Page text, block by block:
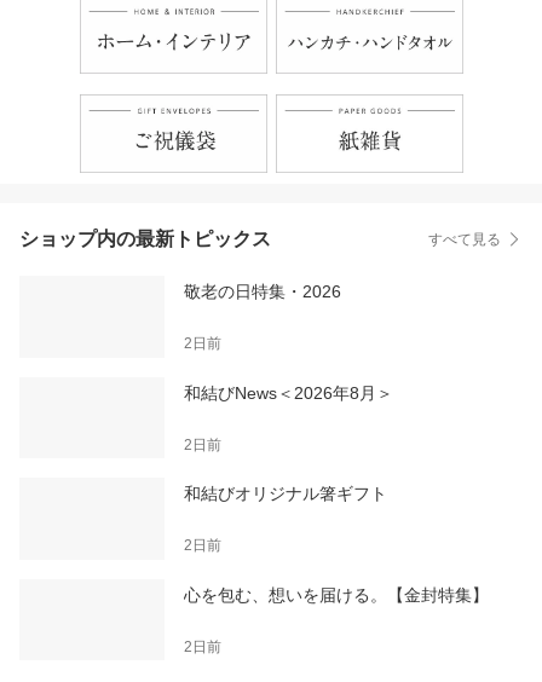
ショップ内の最新トピックス すべて見る
敬老の日特集・2026
2日前
和結びNews＜2026年8月＞
2日前
和結びオリジナル箸ギフト
2日前
心を包む、想いを届ける。【金封特集】
2日前